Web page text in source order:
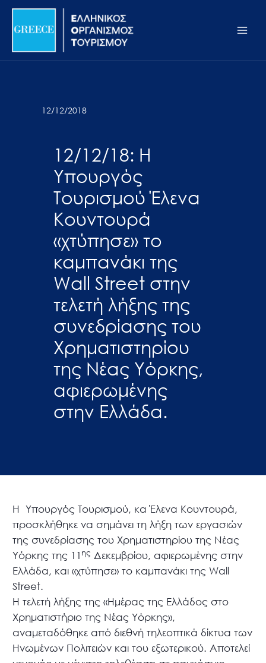
Σημείωση:
ιστότοπος
προσβασιμότητας.
Μετάβαση
περιεχόμενο
12/12/2018
12/12/18: Η
Υπουργός
Τουρισμού Έλενα
Κουντουρά
«χτύπησε» το
καμπανάκι της
Wall Street στην
τελετή λήξης της
συνεδρίασης του
Χρηματιστηρίου
της Νέας Υόρκης,
αφιερωμένης
στην Ελλάδα.
Η Υπουργός Τουρισμού, κα Έλενα Κουντουρά,
προσκλήθηκε να σημάνει τη λήξη των εργασιών
της συνεδρίασης του Χρηματιστηρίου της Νέας
Υόρκης της 11 ης Δεκεμβρίου, αφιερωμένης στην
Ελλάδα, και «χτύπησε» το καμπανάκι της Wall
Street.
H τελετή λήξης της «Ημέρας της Ελλάδος στο
Χρηματιστήριο της Νέας Υόρκης»,
αναμεταδόθηκε από διεθνή τηλεοπτικά δίκτυα των
Ηνωμένων Πολιτειών και του εξωτερικού. Αποτελεί